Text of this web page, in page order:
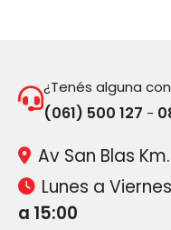
¿Tenés alguna
(061) 500 127 -
Av San Blas
Lunes a
a 15:00